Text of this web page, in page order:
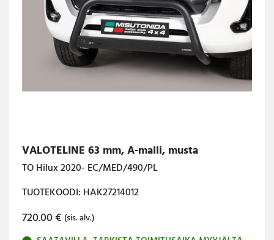
VALOTELINE 63 mm, A-malli, musta
TO Hilux 2020- EC/MED/490/PL
TUOTEKOODI: HAK27214012
720.00€ (sis. alv.)